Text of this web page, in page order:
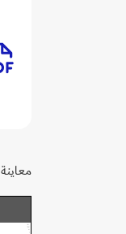
معاينة